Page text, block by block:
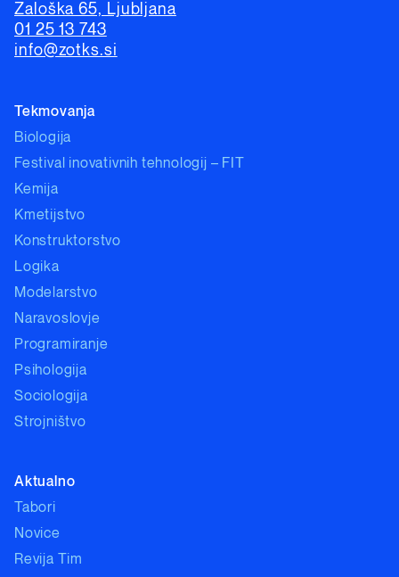
Zaloška 65, Ljubljana
01 25 13 743
info@zotks.si
Tekmovanja
Biologija
Festival inovativnih tehnologij – FIT
Kemija
Kmetijstvo
Konstruktorstvo
Logika
Modelarstvo
Naravoslovje
Programiranje
Psihologija
Sociologija
Strojništvo
Aktualno
Tabori
Novice
Revija Tim